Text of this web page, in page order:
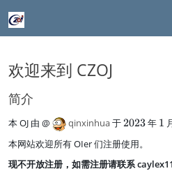
欢迎来到 CZOJ
简介
本 OJ 由 @ qinxinhua于2
2
3
2023年 11
本网站欢迎所有 OIer 们注册使用。
现不开放注册，如需注册请联系